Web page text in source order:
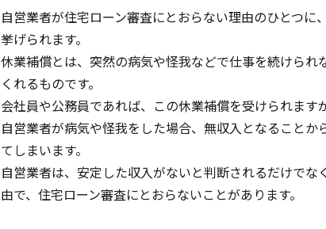
自営業者が住宅ローン審査にとおらない理由のひとつ
挙げられます。
休業補償とは、突然の病気や怪我などで仕事を続けられ
くれるものです。
会社員や公務員であれば、この休業補償を受けられます
自営業者が病気や怪我をした場合、無収入となること
てしまいます。
自営業者は、安定した収入がないと判断されるだけで
由で、住宅ローン審査にとおらないことがあります。